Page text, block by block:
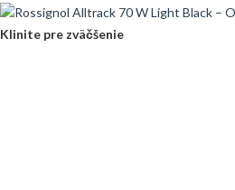
Klinite pre zväčšenie